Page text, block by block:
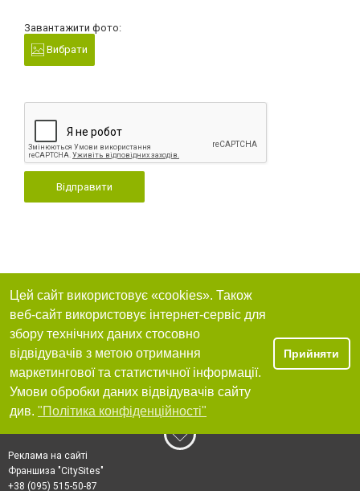
Завантажити фото:
Вибрати
Відправити
Цей сайт використовує «cookies». Також
веб-сайт використовує інтернет-сервіс для
збору технічних даних стосовно
відвідувачів з метою отримання
маркетингової та статистичної інформації.
Умови обробки даних відвідувачів сайту
див. "Політика конфіденційності"
Прийняти
Реклама на сайті
Франшиза "CitySites"
+38 (095) 515-50-87